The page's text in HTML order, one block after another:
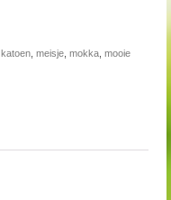
katoen meisje mokka mooie